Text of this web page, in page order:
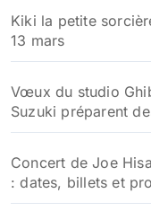
Kiki la petite
13 mars
Vœux du studio
Suzuki préparent
Concert de Joe
: dates, billets et